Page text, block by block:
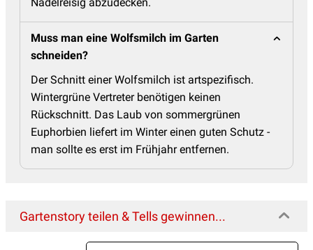
Muss man eine Wolfsmilch im Garten
schneiden?
Der Schnitt einer Wolfsmilch ist artspezifisch.
Wintergrüne Vertreter benötigen keinen
Rückschnitt. Das Laub von sommergrünen
Euphorbien liefert im Winter einen guten Schutz -
man sollte es erst im Frühjahr entfernen.
Gartenstory teilen & Tells gewinnen...